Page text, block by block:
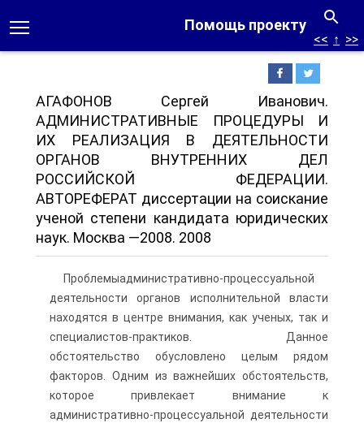
Помощь проекту
<< ↑ >>
АГАФОНОВ Сергей Иванович.
АДМИНИСТРАТИВНЫЕ ПРОЦЕДУРЫ И
ИХ РЕАЛИЗАЦИЯ В ДЕЯТЕЛЬНОСТИ
ОРГАНОВ ВНУТРЕННИХ ДЕЛ
РОССИЙСКОЙ ФЕДЕРАЦИИ.
АВТОРЕФЕРАТ диссертации на соискание
ученой степени кандидата юридических
наук. Москва —2008. 2008
Проблемыадминистративно-процессуальной
деятельности органов исполнительной власти
находятся в центре внимания, как ученых, так и
специалистов-практиков. Данное
обстоятельство обусловлено целым рядом
факторов. Одним из важнейших обстоятельств,
которое привлекает внимание к
административно-процессуальной деятельности